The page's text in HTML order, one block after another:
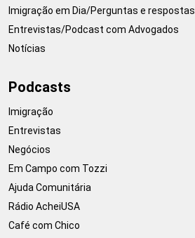
Imigração em Dia/Perguntas e respostas
Entrevistas/Podcast com Advogados
Notícias
Podcasts
Imigração
Entrevistas
Negócios
Em Campo com Tozzi
Ajuda Comunitária
Rádio AcheiUSA
Café com Chico